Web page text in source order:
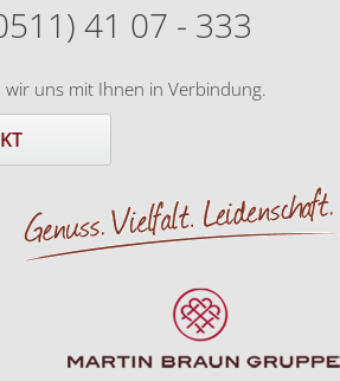
41 07 - 333
wir uns mit Ihnen in Verbindung.